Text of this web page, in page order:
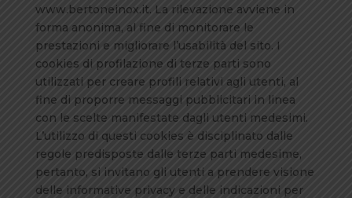
www.bertoneinox.it. La rilevazione avviene in
forma anonima, al fine di monitorare le
prestazioni e migliorare l’usabilità del sito. I
cookies di profilazione di terze parti sono
utilizzati per creare profili relativi agli utenti, al
fine di proporre messaggi pubblicitari in linea
con le scelte manifestate dagli utenti medesimi.
L’utilizzo di questi cookies è disciplinato dalle
regole predisposte dalle terze parti medesime,
pertanto, si invitano gli utenti a prendere visione
delle informative privacy e delle indicazioni per